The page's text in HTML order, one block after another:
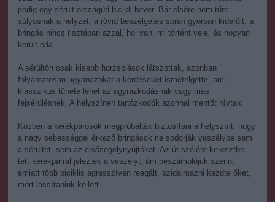
pedig egy sérült országúti bicikli hever. Bár elsőre nem tűnt
súlyosnak a helyzet, a rövid beszélgetés során gyorsan kiderült: a
bringás nincs tisztában azzal, hol van, mi történt vele, és hogyan
került oda.
A sérültön csak kisebb horzsolások látszottak, azonban
folyamatosan ugyanazokat a kérdéseket ismételgette, ami
klasszikus tünete lehet az agyrázkódásnak vagy más
fejsérülésnek. A helyszínen tartózkodók azonnal mentőt hívtak.
Közben a kerékpárosok megpróbálták biztosítani a helyszínt, hogy
a nagy sebességgel érkező bringások ne sodorják veszélybe sem
a sérültet, sem az elsősegélynyújtókat. Az út szélére keresztbe
tett kerékpárral jelezték a veszélyt, ám beszámolójuk szerint
emiatt több biciklis agresszíven reagált, szidalmazni kezdte őket,
mert lassítaniuk kellett.